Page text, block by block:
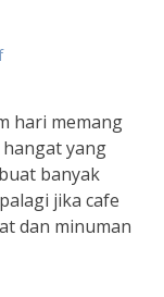
hari memang
hangat yang
banyak
jika cafe
dan minuman